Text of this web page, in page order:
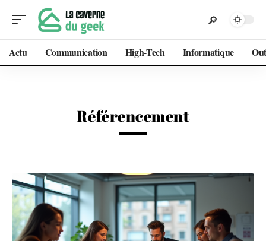
Actu Communication High-Tech Informatique
Référencement